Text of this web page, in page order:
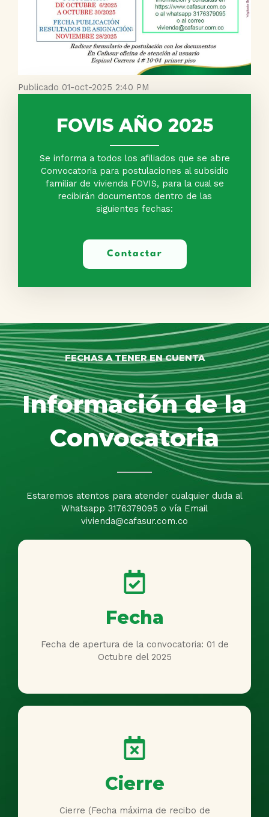
Publicado 01-oct-2025 2:40 PM
FOVIS AÑO 2025
Se informa a todos los afiliados que se abre
Convocatoria para postulaciones al subsidio
familiar de vivienda FOVIS, para la cual se
recibirán documentos dentro de las
siguientes fechas:
Contactar
FECHAS A TENER EN CUENTA
Información de la
Convocatoria
Estaremos atentos para atender cualquier duda al
Whatsapp 3176379095 o vía Email
vivienda@cafasur.com.co
Fecha
Fecha de apertura de la convocatoria: 01 de
Octubre del 2025
Cierre
Cierre (Fecha máxima de recibo de